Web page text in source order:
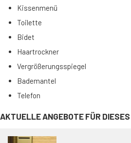
Kissenmenü
Toilette
Bidet
Haartrockner
Vergrößerungsspiegel
Bademantel
Telefon
AKTUELLE ANGEBOTE FÜR DIESES